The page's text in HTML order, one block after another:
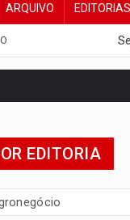
ARQUIVO EDITORIAS
EDITORIA